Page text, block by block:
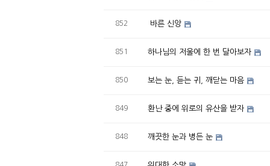
852 바른 신앙
851 하나님의 저울에 한 번 달아보자
850 보는 눈, 듣는 귀, 깨닫는 마음
849 환난 중에 위로의 유산을 받자
848 깨끗한 눈과 병든 눈